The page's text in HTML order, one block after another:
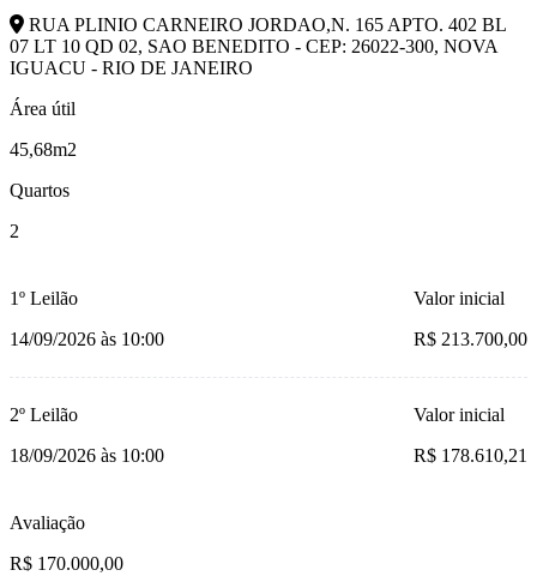
RUA PLINIO CARNEIRO JORDAO,N. 165 APTO. 402 BL
07 LT 10 QD 02, SAO BENEDITO - CEP: 26022-300, NOVA
IGUACU - RIO DE JANEIRO
Área útil
45,68m2
Quartos
2
1º Leilão
14/09/2026 às 10:00
Valor inicial
R$ 213.700,00
2º Leilão
18/09/2026 às 10:00
Valor inicial
R$ 178.610,21
Avaliação
R$ 170.000,00